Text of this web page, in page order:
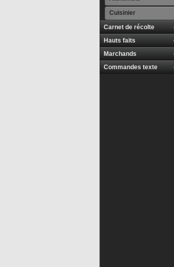
Cuisinier
Carnet de récolte
Hauts faits
Marchands
Commandes texte